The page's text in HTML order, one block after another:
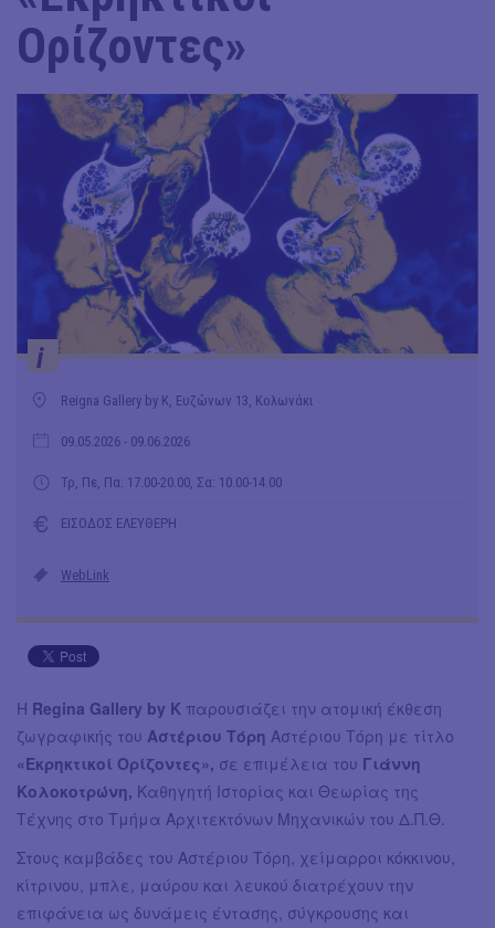
Ορίζοντες»
i
Reigna Gallery by K, Ευζώνων 13, Κολωνάκι
09.05.2026 - 09.06.2026
Τρ, Πε, Πα: 17.00-20.00, Σα: 10.00-14.00
ΕΙΣΟΔΟΣ ΕΛΕΥΘΕΡΗ
WebLink
Η Regina Gallery by K παρουσιάζει την ατομική έκθεση
ζωγραφικής του Αστέριου Τόρη Αστέριου Τόρη με τίτλο
«Εκρηκτικοί Ορίζοντες», σε επιμέλεια του Γιάννη
Κολοκοτρώνη, Καθηγητή Ιστορίας και Θεωρίας της
Τέχνης στο Τμήμα Αρχιτεκτόνων Μηχανικών του Δ.Π.Θ.
Στους καμβάδες του Αστέριου Τόρη, χείμαρροι κόκκινου,
κίτρινου, μπλε, μαύρου και λευκού διατρέχουν την
επιφάνεια ως δυνάμεις έντασης, σύγκρουσης και